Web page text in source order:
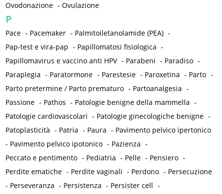
Ovodonazione -Ovulazione
P
Pace - Pacemaker - Palmitoiletanolamide (PEA) -
Pap-test e vira-pap - Papillomatosi fisiologica -
Papillomavirus e vaccino anti HPV - Parabeni - Paradiso -
Paraplegia - Paratormone - Parestesie - Paroxetina - Parto -
Parto pretermine / Parto prematuro - Partoanalgesia -
Passione - Pathos - Patologie benigne della mammella -
Patologie cardiovascolari - Patologie ginecologiche benigne -
Patoplasticità - Patria - Paura - Pavimento pelvico ipertonico
- Pavimento pelvico ipotonico - Pazienza -
Peccato e pentimento - Pediatria - Pelle - Pensiero -
Perdite ematiche - Perdite vaginali - Perdono - Persecuzione
- Perseveranza - Persistenza - Persister cell -